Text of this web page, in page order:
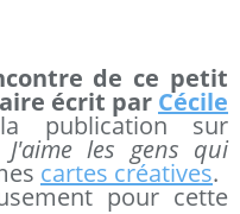
de ce petit
écrit par Cécile
publication sur
J'aime les gens qui
cartes créatives.
pour cette